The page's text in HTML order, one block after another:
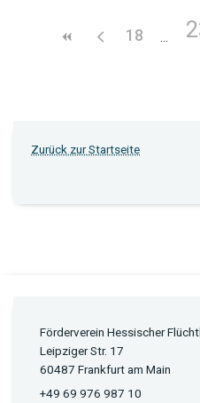
18
Zurück zur Startseite
Förderverein Hessischer
Leipziger Str. 17
60487 Frankfurt am Main
+49 69 976 987 10